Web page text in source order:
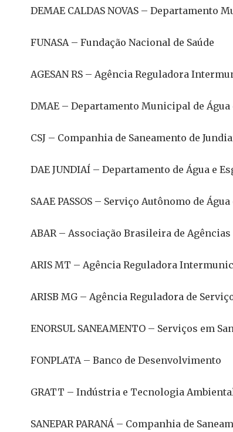
DEMAE CALDAS NOVAS – Departamento
FUNASA – Fundação Nacional de Saúde
AGESAN RS – Agência Reguladora
DMAE – Departamento Municipal de Água
CSJ – Companhia de Saneamento de
DAE JUNDIAÍ – Departamento de Água e
SAAE PASSOS – Serviço Autônomo de
ABAR – Associação Brasileira de
ARIS MT – Agência Reguladora
ARISB MG – Agência Reguladora de
ENORSUL SANEAMENTO – Serviços em
FONPLATA – Banco de Desenvolvimento
GRATT – Indústria e Tecnologia
SANEPAR PARANÁ – Companhia de